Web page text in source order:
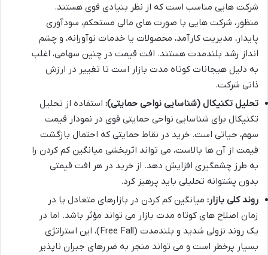
شرکت هایی مناسب است که از نظر بنیادی قوی هستند.
منظور، شرکت هایی با صورت های مالی مستحکم، سودآوری
پایدار، مدیریت کارآمد، محصولات یا خدمات نوآورانه، و چشم
انداز رشد بلندمدت هستند. افت قیمت در چنین سهامی، اغلب
به دلیل هیجانات کوتاه مدت بازار است تا تغییر در ارزش
ذاتی شرکت.
تحلیل تکنیکال (شناسایی نواحی حمایتی): استفاده از تحلیل
تکنیکال برای شناسایی نواحی حمایتی قوی در نمودار قیمت
سهم، حیاتی است. خرید در نقاط حمایتی که احتمال بازگشت
قیمت از آن ها بالاست، می تواند اثربخشی میانگین کم کردن را
به طرز چشمگیری افزایش دهد. از خرید در هر افت قیمتی
بدون پشتوانه تحلیلی باید پرهیز کرد.
روند کلی بازار: میانگین کم کردن در بازارهای متعادل یا در
زمان اصلاح های کوتاه مدت بازار می تواند مؤثر باشد. اما در
یک روند نزولی شدید و بلندمدت (Free Fall)، این استراتژی
بسیار پرخطر است و می تواند منجر به ضررهای جبران ناپذیر